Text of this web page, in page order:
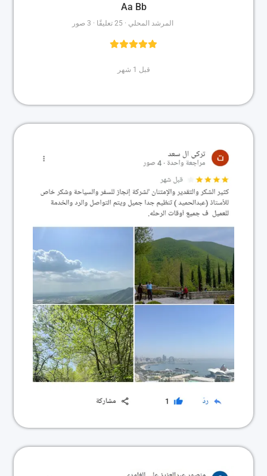
Aa Bb
المرشد المحلي · 25 تعليقًا · 3 صور
قبل 1 شهر